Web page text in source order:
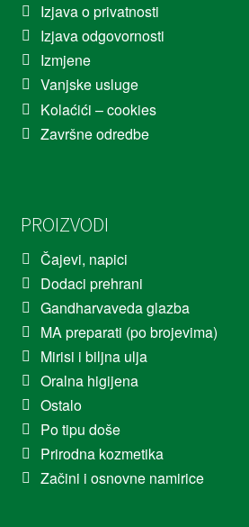
Izjava o privatnosti
Izjava odgovornosti
Izmjene
Vanjske usluge
Kolaćići – cookies
Završne odredbe
PROIZVODI
Čajevi, napici
Dodaci prehrani
Gandharvaveda glazba
MA preparati (po brojevima)
Mirisi i biljna ulja
Oralna higijena
Ostalo
Po tipu doše
Prirodna kozmetika
Začini i osnovne namirice